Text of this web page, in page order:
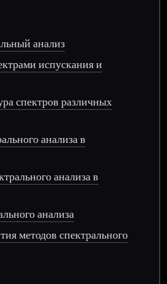
анализ
испускания и
спектров различных
анализа в
анализа в
анализа
методов спектрального